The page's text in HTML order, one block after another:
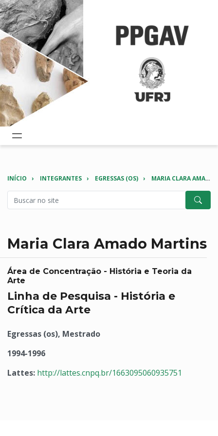
INÍCIO INTEGRANTES EGRESSAS (OS) MARIA CLARA AMADO MARTINS
Maria Clara Amado Martins
Área de Concentração - História e Teoria da
Arte
Linha de Pesquisa - História e
Crítica da Arte
Egressas (os), Mestrado
1994-1996
Lattes: http://lattes.cnpq.br/1663095060935751